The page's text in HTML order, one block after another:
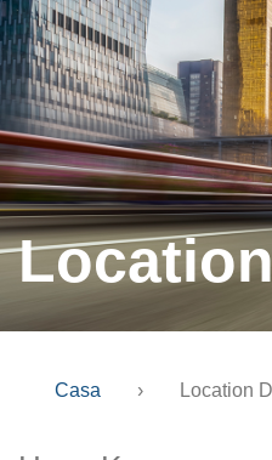
Casa › Location